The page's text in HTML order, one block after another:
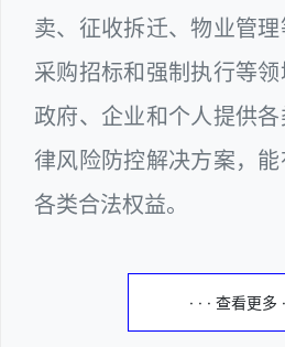
卖、征收拆迁、物业管理
采购招标和强制执行等
政府、企业和个人提供
律风险防控解决方案，
各类合法权益。
· · · 查看更多 ·